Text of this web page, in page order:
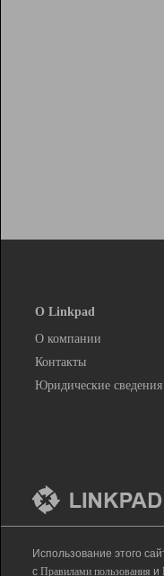
О Linkpad
О компании
Контакты
Юридические сведения
Использование этого
с Правилами пользования и